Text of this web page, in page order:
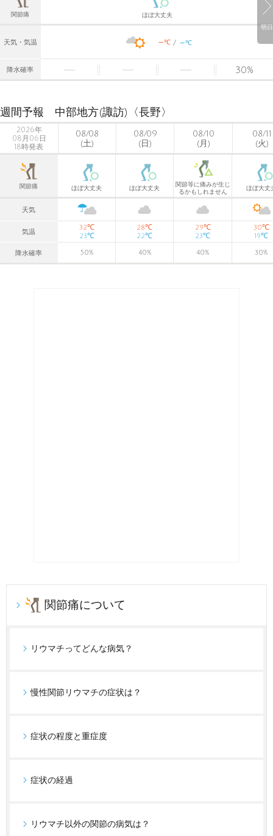
明日
関節痛 ほぼ大丈夫
天気・気温 -℃ -℃
降水確率 30%
週間予報 中部地方(諏訪)〈長野〉
2026年
08月06日
18時発表
08/08
(土)
08/09
(日)
08/10
(月)
08/11
(火)
関節痛 ほぼ大丈夫 ほぼ大丈夫
関節等に痛みが生じ
るかもしれません
ほぼ大丈
天気
気温
32℃
23℃
28℃
22℃
29℃
23℃
30℃
19℃
降水確率 50% 40% 40% 30%
関節痛について
リウマチってどんな病気？
慢性関節リウマチの症状は？
症状の程度と重症度
症状の経過
リウマチ以外の関節の病気は？